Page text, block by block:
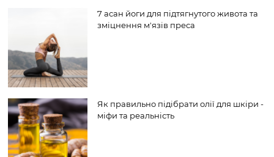
7 асан йоги для підтягнутого живота та
зміцнення м'язів преса
Як правильно підібрати олії для шкіри -
міфи та реальність